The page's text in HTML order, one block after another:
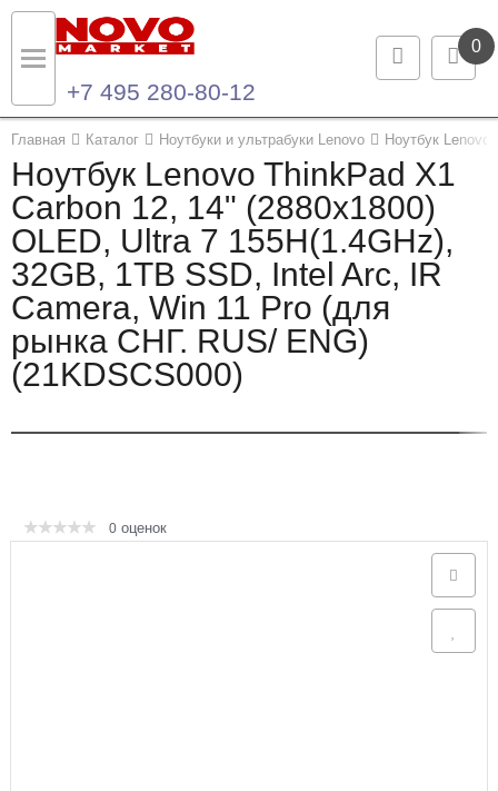
0
+7 495 280-80-12
Главная Каталог Ноутбуки и ультрабуки Lenovo Ноутбук Lenovo
Ноутбук Lenovo ThinkPad X1
Carbon 12, 14" (2880x1800)
OLED, Ultra 7 155H(1.4GHz),
32GB, 1TB SSD, Intel Arc, IR
Camera, Win 11 Pro (для
рынка СНГ. RUS/ ENG)
(21KDSCS000)
0 оценок
Назад
Каталог продукции
Ноутбуки и ультрабуки
Компьютеры
Моноблоки
Серверы и СХД
Аксессуары
Назад
Контакты
Контактная информация